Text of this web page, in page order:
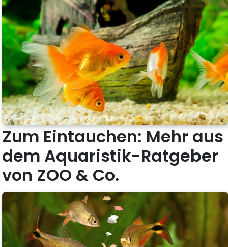
Zum Eintauchen: Mehr aus
dem Aquaristik-Ratgeber
von ZOO & Co.